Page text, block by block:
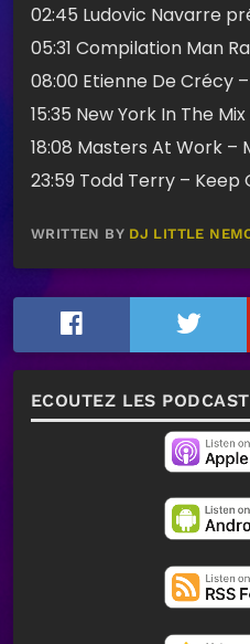
02:45 Ludovic Navarre
05:31 Compilation Man
08:00 Etienne De Crécy
15:35 New York In The
18:08 Masters At Work –
23:59 Todd Terry – Keep
WRITTEN BY DJ LITTLE
ECOUTEZ LES